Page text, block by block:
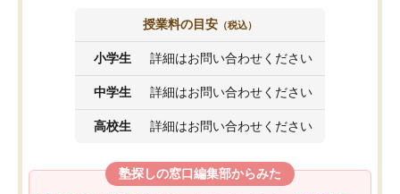
授業料の目安 （税込）
小学生 詳細はお問い合わせください
中学生 詳細はお問い合わせください
高校生 詳細はお問い合わせください
塾探しの窓口編集部からみた